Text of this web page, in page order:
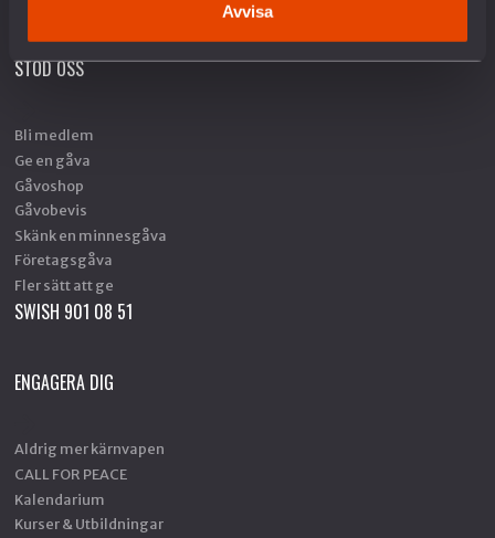
Avvisa
STÖD OSS
Bli medlem
Ge en gåva
Gåvoshop
Gåvobevis
Skänk en minnesgåva
Företagsgåva
Fler sätt att ge
SWISH 901 08 51
ENGAGERA DIG
Aldrig mer kärnvapen
CALL FOR PEACE
Kalendarium
Kurser & Utbildningar